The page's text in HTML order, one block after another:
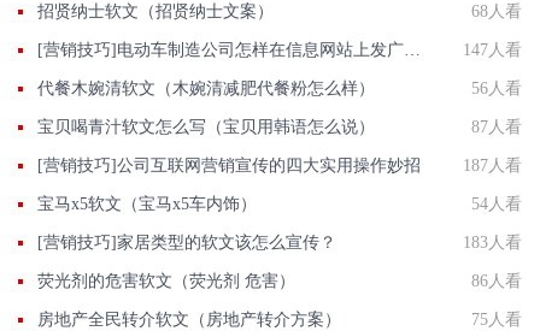
招贤纳士软文（招贤纳士文案） 68人看
147人看
代餐木婉清软文（木婉清减肥代餐粉怎么样） 56人看
宝贝喝青汁软文怎么写（宝贝用韩语怎么说） 87人看
[营销技巧]公司互联网营销宣传的四大实用操作妙招 187人看
宝马x5软文（宝马x5车内饰） 54人看
[营销技巧]​家居类型的软文该怎么宣传？ 183人看
荧光剂的危害软文（荧光剂 危害） 86人看
房地产全民转介软文（房地产转介方案） 75人看